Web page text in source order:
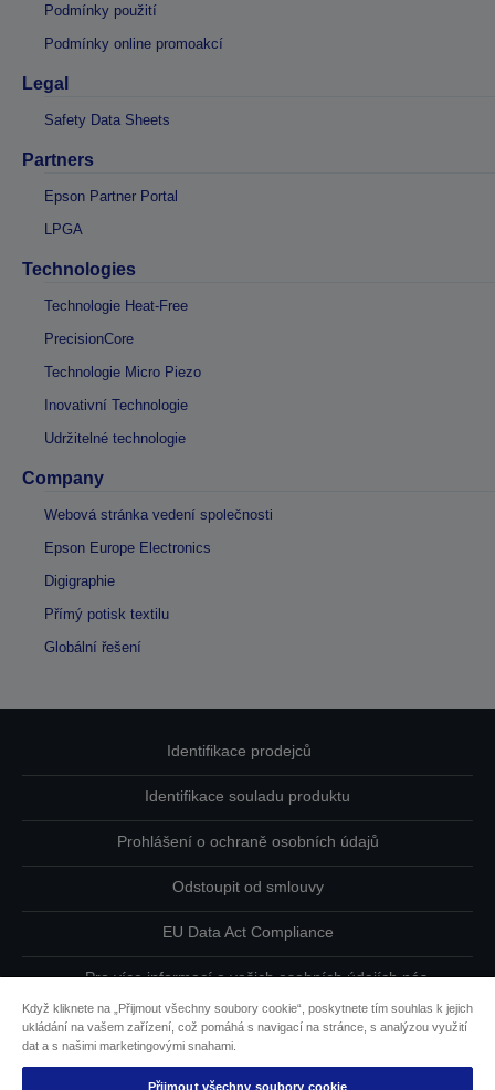
Podmínky použití
Podmínky online promoakcí
Legal
Safety Data Sheets
Partners
Epson Partner Portal
LPGA
Technologies
Technologie Heat-Free
PrecisionCore
Technologie Micro Piezo
Inovativní Technologie
Udržitelné technologie
Company
Webová stránka vedení společnosti
Epson Europe Electronics
Digigraphie
Přímý potisk textilu
Globální řešení
Identifikace prodejců
Identifikace souladu produktu
Prohlášení o ochraně osobních údajů
Odstoupit od smlouvy
EU Data Act Compliance
Pro více informací o vašich osobních údajích nás
Informace o souborech cookie
Když kliknete na „Přijmout všechny soubory cookie“, poskytnete tím souhlas k jejich
ukládání na vašem zařízení, což pomáhá s navigací na stránce, s analýzou využití
dat a s našimi marketingovými snahami.
Přijmout všechny soubory cookie